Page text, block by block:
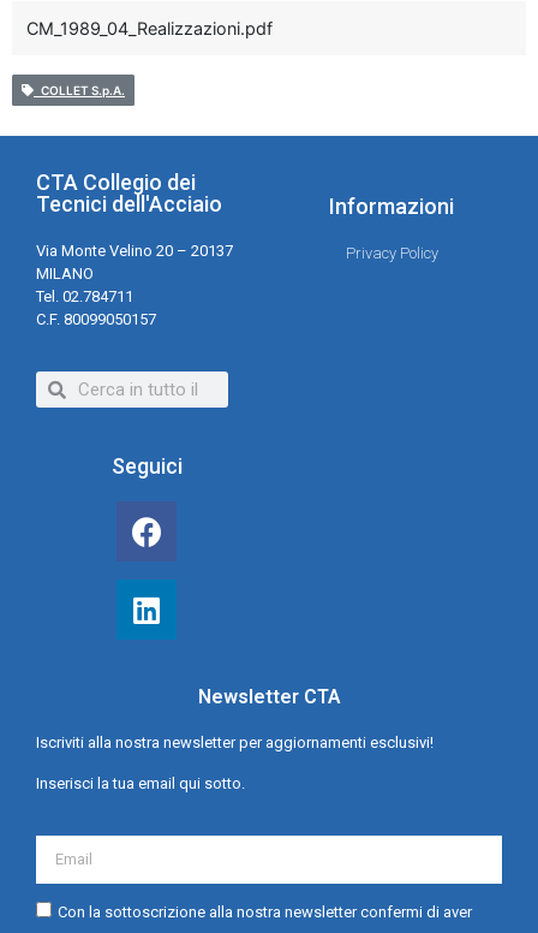
CM_1989_04_Realizzazioni.pdf
COLLET S.p.A.
CTA Collegio dei
Tecnici dell'Acciaio
Via Monte Velino 20 – 20137
MILANO
Tel. 02.784711
C.F. 80099050157
Informazioni
Privacy Policy
Seguici
Newsletter CTA
Iscriviti alla nostra newsletter per aggiornamenti esclusivi!
Inserisci la tua email qui sotto.
Con la sottoscrizione alla nostra newsletter confermi di aver